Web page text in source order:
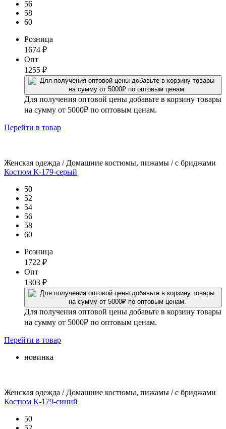
56
58
60
Розница
1674 ₽
Опт
1255 ₽
Для получения оптовой цены добавьте в корзину товары
на сумму от 5000₽ по оптовым ценам.
Перейти в товар
Женская одежда / Домашние костюмы, пижамы / с бриджами
Костюм К-179-серый
50
52
54
56
58
60
Розница
1722 ₽
Опт
1303 ₽
Для получения оптовой цены добавьте в корзину товары
на сумму от 5000₽ по оптовым ценам.
Перейти в товар
новинка
Женская одежда / Домашние костюмы, пижамы / с бриджами
Костюм К-179-синий
50